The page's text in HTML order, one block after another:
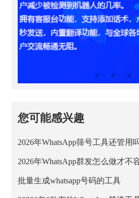
您可能感兴趣
2026年WhatsApp筛号工具还管用
2026年WhatsApp群发怎么做才不
批量生成whatsapp号码的工具